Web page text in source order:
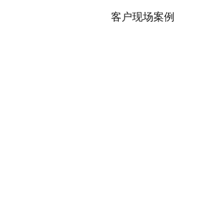
客户现场案例